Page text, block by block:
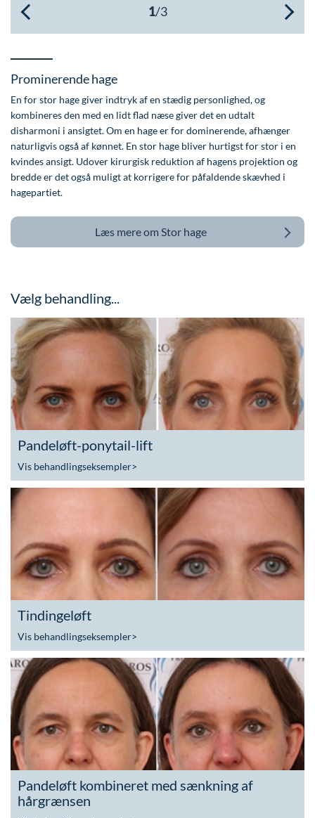
Prominerende hage
En for stor hage giver indtryk af en stædig personlighed, og
kombineres den med en lidt flad næse giver det en udtalt
disharmoni i ansigtet. Om en hage er for dominerende, afhænger
naturligvis også af kønnet. En stor hage bliver hurtigst for stor i en
kvindes ansigt. Udover kirurgisk reduktion af hagens projektion og
bredde er det også muligt at korrigere for påfaldende skævhed i
hagepartiet.
Læs mere om Stor hage
Vælg behandling...
Pandeløft-ponytail-lift
Vis behandlingseksempler>
Tindingeløft
Vis behandlingseksempler>
Pandeløft kombineret med sænkning af
hårgrænsen